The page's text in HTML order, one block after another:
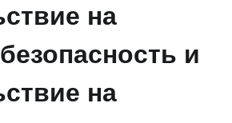
на
и
на